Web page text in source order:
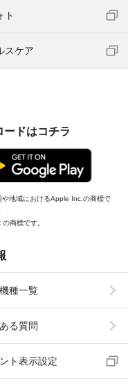
ト
スケア
ドはコチラ
地域におけるApple Inc.の商標で
商標です。
種一覧
る質問
ト表示設定